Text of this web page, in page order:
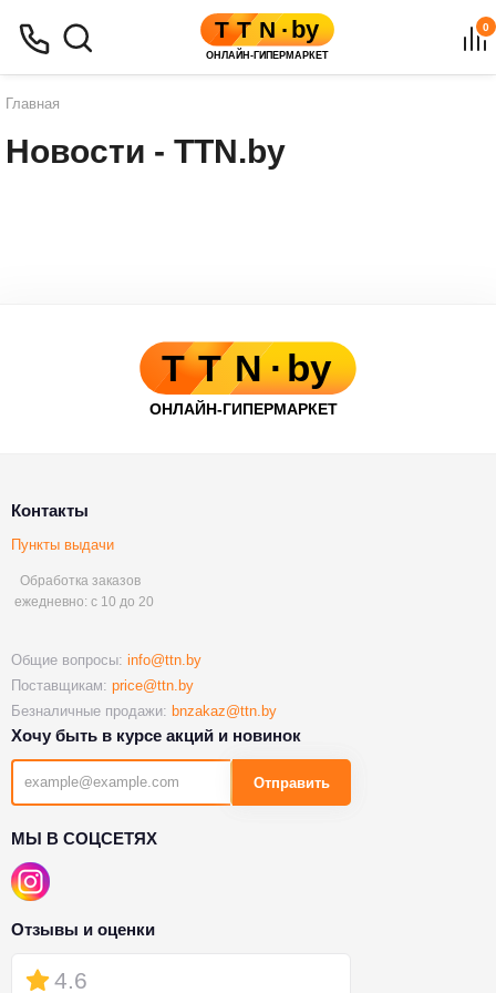
0
Главная
Новости - TTN.by
Контакты
Пункты выдачи
Обработка заказов
ежедневно: с 10 до 20
Общие вопросы: info@ttn.by
Поставщикам: price@ttn.by
Безналичные продажи: bnzakaz@ttn.by
Хочу быть в курсе акций и новинок
Отправить
МЫ В СОЦСЕТЯХ
Отзывы и оценки
4.6